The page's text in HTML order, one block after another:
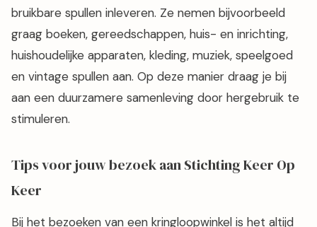
bruikbare spullen inleveren. Ze nemen bijvoorbeeld
graag boeken, gereedschappen, huis- en inrichting,
huishoudelijke apparaten, kleding, muziek, speelgoed
en vintage spullen aan. Op deze manier draag je bij
aan een duurzamere samenleving door hergebruik te
stimuleren.
Tips voor jouw bezoek aan Stichting Keer Op
Keer
Bij het bezoeken van een kringloopwinkel is het altijd